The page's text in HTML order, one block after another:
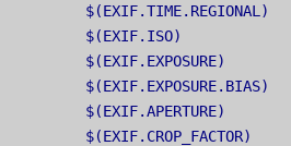
$(EXIF.ISO)
$(EXIF.EXPOSURE)
$(EXIF.APERTURE)